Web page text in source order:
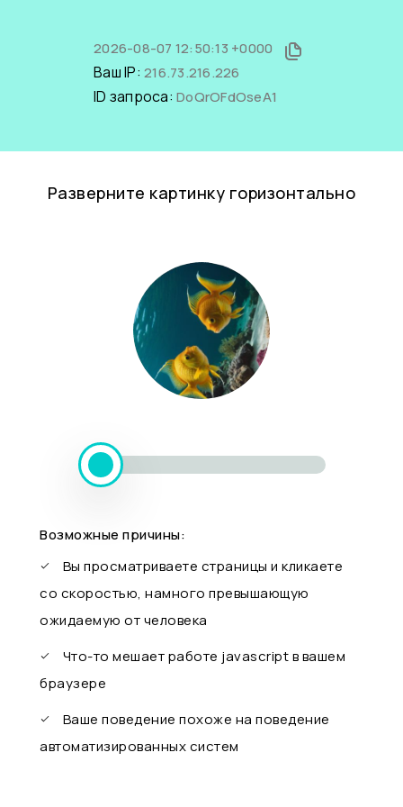
2026-08-07 12:50:13 +0000
Ваш IP: 216.73.216.226
ID запроса: DoQrOFdOseA1
Разверните картинку горизонтально
Возможные причины:
Вы просматриваете страницы и кликаете
со скоростью, намного превышающую
ожидаемую от человека
Что-то мешает работе javascript в вашем
браузере
Ваше поведение похоже на поведение
автоматизированных систем